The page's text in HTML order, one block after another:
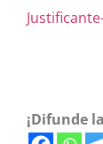
¡Difunde